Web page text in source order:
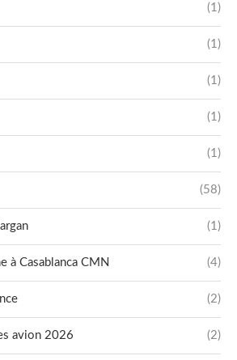
(1)
(1)
(1)
(1)
(1)
(58)
(1)
à Casablanca CMN (4)
(2)
avion 2026 (2)